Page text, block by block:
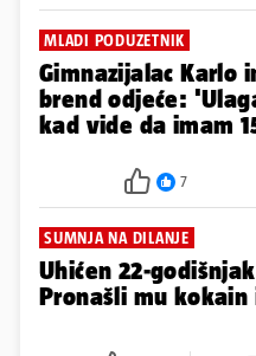
MLADI PODUZETNIK
Gimnazijalac Karlo
brend odjeće:
kad vide da imam
7
SUMNJA NA DILANJE
Uhićen 22-
Pronašli mu kokain